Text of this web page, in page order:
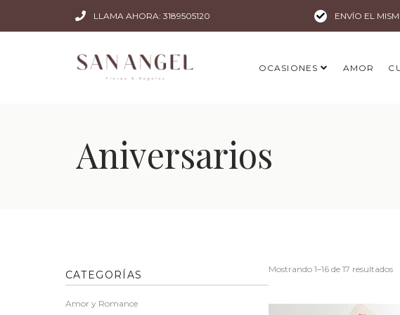
LLAMA AHORA: 3189505120 ENVÍO EL
OCASIONES AMOR
Aniversarios
Mostrando 1–16 de 17 resultados
CATEGORÍAS
Amor y Romance